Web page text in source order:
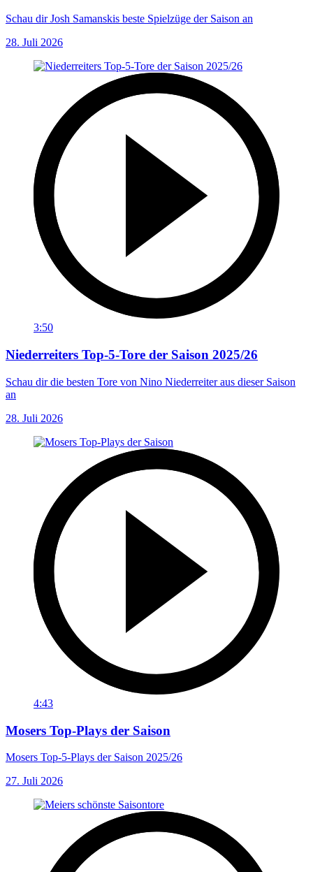
Schau dir Josh Samanskis beste Spielzüge der Saison an
28. Juli 2026
3:50
Niederreiters Top-5-Tore der Saison 2025/26
Schau dir die besten Tore von Nino Niederreiter aus dieser Saison
an
28. Juli 2026
4:43
Mosers Top-Plays der Saison
Mosers Top-5-Plays der Saison 2025/26
27. Juli 2026